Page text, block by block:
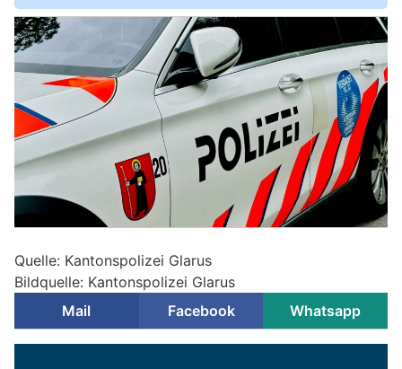
Quelle: Kantonspolizei Glarus
Bildquelle: Kantonspolizei Glarus
Mail
Facebook Whatsapp